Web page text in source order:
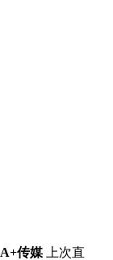
A+传媒
上次直